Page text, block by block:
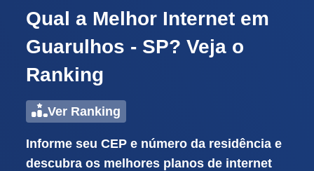
Qual a Melhor Internet em
Guarulhos - SP? Veja o
Ranking
Ver Ranking
Informe seu CEP e número da residência e
descubra os melhores planos de internet